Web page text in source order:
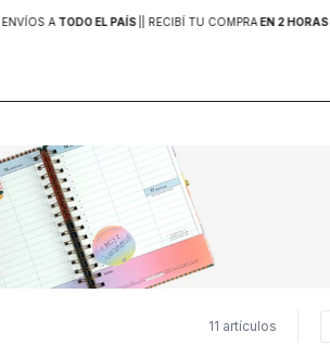
| ENVÍOS A TODO EL PAÍS | RECIBÍ TU COMPRAEN 2 HORAS
11 artículos